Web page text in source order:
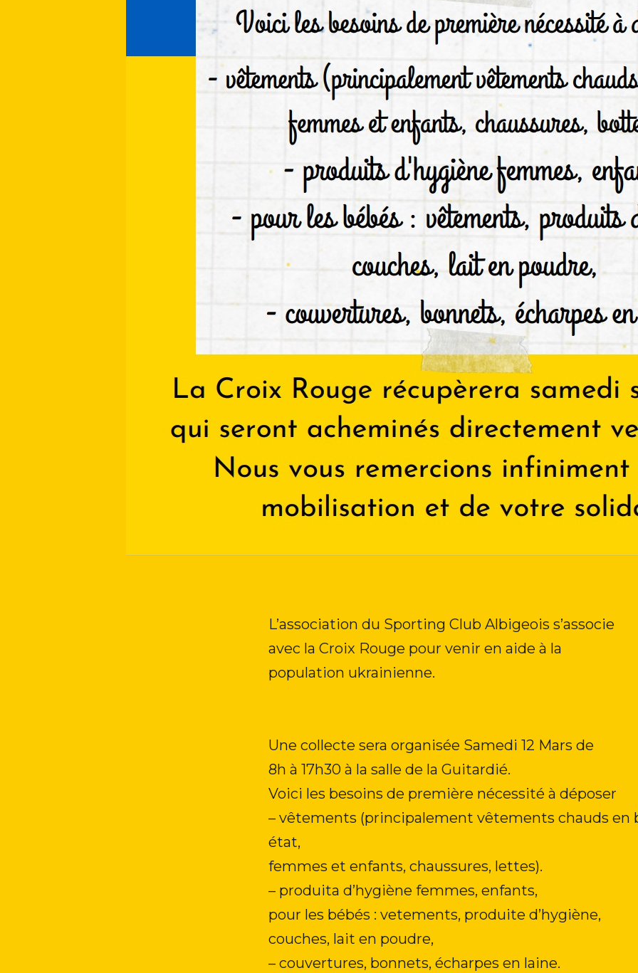
L’association du Sporting Club Albigeois s’associe
avec la Croix Rouge pour venir en aide à la
population ukrainienne.
Une collecte sera organisée Samedi 12 Mars de
8h à 17h30 à la salle de la Guitardié.
Voici les besoins de première nécessité à déposer
– vêtements (principalement vêtements chauds en
état,
femmes et enfants, chaussures, lettes).
– produita d’hygiène femmes, enfants,
pour les bébés : vetements, produite d’hygiène,
couches, lait en poudre,
– couvertures, bonnets, écharpes en laine.